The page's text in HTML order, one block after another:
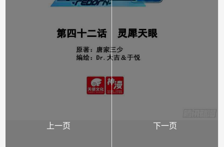
上一页 下一页